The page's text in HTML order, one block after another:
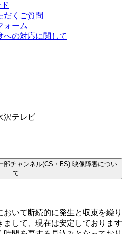
だくご質問
ォーム
への対応に関して
部チャンネル(CS・BS) 映像障害につい
て
いて断続的に発生と収束を繰り
まして、現在は安定しております